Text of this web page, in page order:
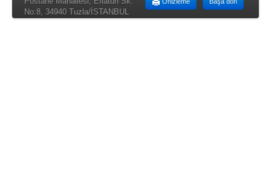
No:8, 34940 Tuzla/İSTANBUL